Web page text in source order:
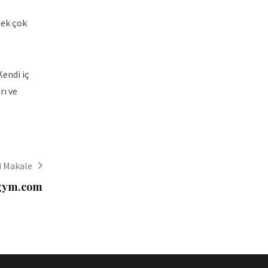
çok
iç
ve
Makale